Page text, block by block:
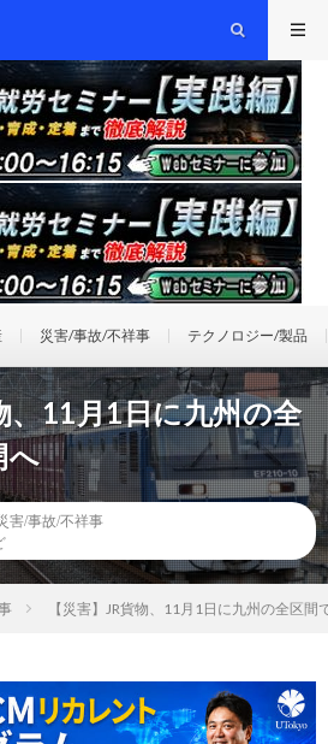
災害/事故/不祥事 テクノロジー/製品
、11月1日に九州の全
へ
害/事故/不祥事
【災害】JR貨物、11月1日に九州の全区間